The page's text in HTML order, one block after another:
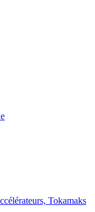
Tokamaks